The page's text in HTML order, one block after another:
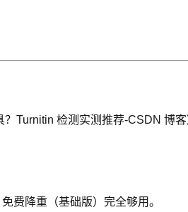
Turnitin 检测实测推荐-CSDN 博
费降重（基础版）完全够用。